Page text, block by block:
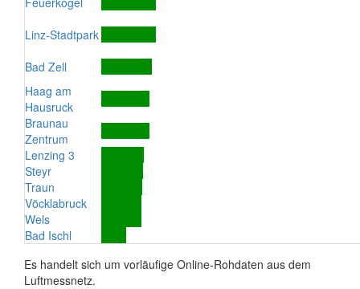
Linz-Stadtpark
Bad Zell
Haag am
Hausruck
Braunau
Zentrum
Lenzing 3
Steyr
Traun
Vöcklabruck
Wels
Bad Ischl
Es handelt sich um vorläufige Online-Rohdaten aus dem
Luftmessnetz.